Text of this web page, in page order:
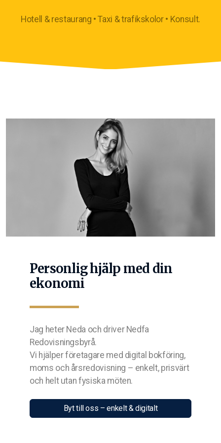
Hotell & restaurang • Taxi & trafikskolor • Konsult.
Personlig hjälp med din
ekonomi
Jag heter Neda och driver Nedfa
Redovisningsbyrå.
Vi hjälper företagare med digital bokföring,
moms och årsredovisning – enkelt, prisvärt
och helt utan fysiska möten.
Byt till oss – enkelt & digitalt